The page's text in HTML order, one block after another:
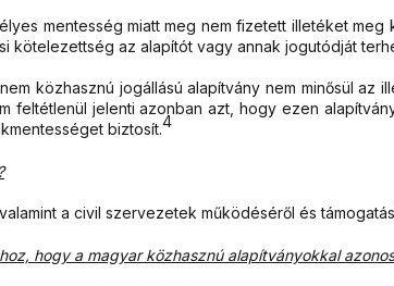
mentesség miatt meg nem fizetett illetéket
kötelezettség az alapítót vagy annak jogutódját
közhasznú jogállású alapítvány nem minősül az
feltétlenül jelenti azonban azt, hogy ezen
biztosít.4
a civil szervezetek működéséről és
hogy a magyar közhasznú alapítványokkal